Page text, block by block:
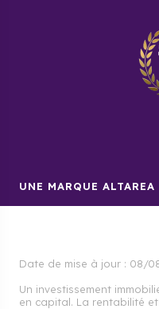
UNE MARQUE ALTAREA
Date de mise à jour : 08/
Un investissement
en capital. La rentabilité